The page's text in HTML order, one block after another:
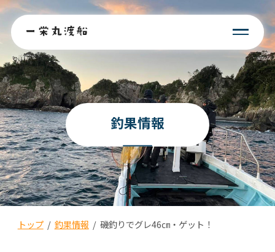
釣果情報
トップ/ 釣果情報 / 磯釣りでグレ46㎝・ゲット！